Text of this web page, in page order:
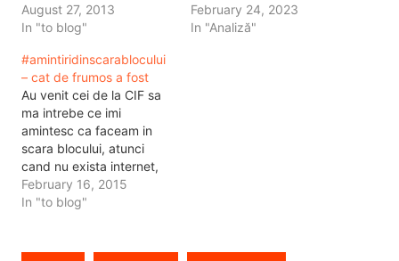
August 27, 2013
In "to blog"
February 24, 2023
In "Analiză"
#amintiridinscarablocului
– cat de frumos a fost
Au venit cei de la CIF sa
ma intrebe ce imi
amintesc ca faceam in
scara blocului, atunci
cand nu exista internet,
atunci cand nu exista
curent electric, dar nici
de mult de atunci. Voua
February 16, 2015
In "to blog"